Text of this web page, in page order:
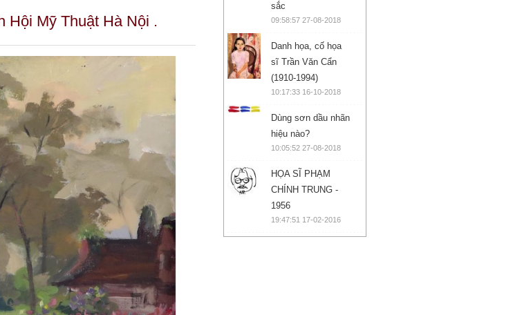
Hội Mỹ Thuật Hà Nội .
sắc
09:58:57 27-08-2018
Danh họa, cố họa
sĩ Trần Văn Cẩn
(1910-1994)
10:17:33 16-10-2018
Dùng sơn dầu nhãn
hiệu nào?
10:05:52 27-08-2018
HỌA SĨ PHẠM
CHÍNH TRUNG -
1956
19:47:51 17-02-2016